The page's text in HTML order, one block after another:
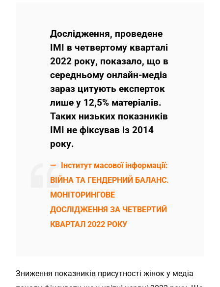
Дослідження, проведене
ІМІ в четвертому кварталі
2022 року, показало, що в
середньому онлайн-медіа
зараз цитують експерток
лише у 12,5% матеріалів.
Таких низьких показників
ІМІ не фіксував із 2014
року.
Інститут масової інформації:
ВІЙНА ТА ГЕНДЕРНИЙ БАЛАНС.
МОНІТОРИНГОВЕ
ДОСЛІДЖЕННЯ ЗА ЧЕТВЕРТИЙ
КВАРТАЛ 2022 РОКУ
Зниження показників присутності жінок у медіа